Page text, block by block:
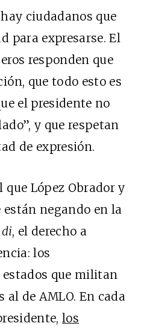
ciudadanos que
para expresarse. El
responden que
que todo esto es
el presidente no
y que respetan
de expresión.
López Obrador y
negando en la
, el derecho a
los
estados que militan
de AMLO. En cada
los